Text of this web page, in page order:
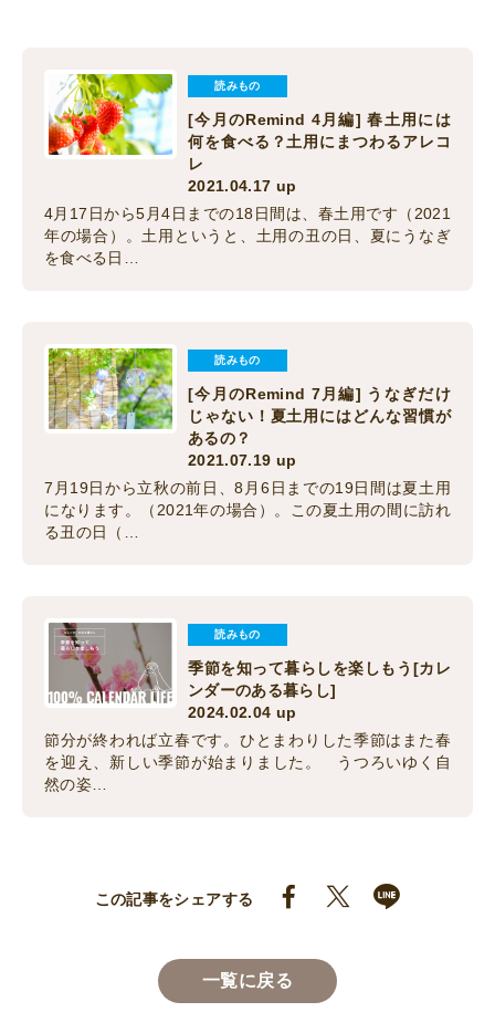
読みもの
[今月のRemind 4月編] 春土用には
何を食べる？土用にまつわるアレコ
レ
2021.04.17 up
4月17日から5月4日までの18日間は、春土用です（2021
年の場合）。土用というと、土用の丑の日、夏にうなぎ
を食べる日…
読みもの
[今月のRemind 7月編] うなぎだけ
じゃない！夏土用にはどんな習慣が
あるの？
2021.07.19 up
7月19日から立秋の前日、8月6日までの19日間は夏土用
になります。（2021年の場合）。この夏土用の間に訪れ
る丑の日（…
読みもの
季節を知って暮らしを楽しもう[カレ
ンダーのある暮らし]
2024.02.04 up
節分が終われば立春です。ひとまわりした季節はまた春
を迎え、新しい季節が始まりました。 うつろいゆく自
然の姿…
この記事をシェアする
一覧に戻る